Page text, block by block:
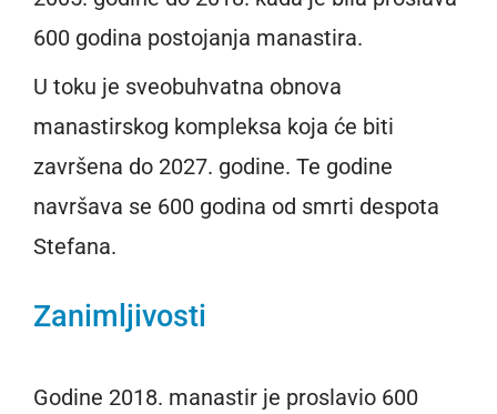
600 godina postojanja manastira.
U toku je sveobuhvatna obnova
manastirskog kompleksa koja će biti
završena do 2027. godine. Te godine
navršava se 600 godina od smrti despota
Stefana.
Zanimljivosti
Godine 2018. manastir je proslavio 600